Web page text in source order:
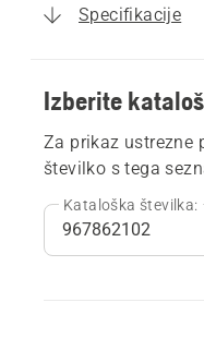
Specifikacije
Izberite
Za prikaz ustrezne
številko s tega
Kataloška številka: